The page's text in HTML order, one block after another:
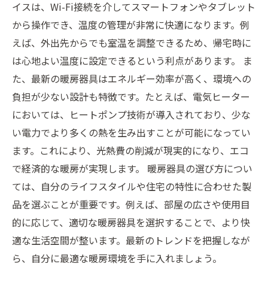
イスは、Wi-Fi接続を介してスマートフォンやタブレット
から操作でき、温度の管理が非常に快適になります。例
えば、外出先からでも室温を調整できるため、帰宅時に
は心地よい温度に設定できるという利点があります。 ま
た、最新の暖房器具はエネルギー効率が高く、環境への
負担が少ない設計も特徴です。たとえば、電気ヒーター
においては、ヒートポンプ技術が導入されており、少な
い電力でより多くの熱を生み出すことが可能になってい
ます。これにより、光熱費の削減が現実的になり、エコ
で経済的な暖房が実現します。 暖房器具の選び方につい
ては、自分のライフスタイルや住宅の特性に合わせた製
品を選ぶことが重要です。例えば、部屋の広さや使用目
的に応じて、適切な暖房器具を選択することで、より快
適な生活空間が整います。最新のトレンドを把握しなが
ら、自分に最適な暖房環境を手に入れましょう。